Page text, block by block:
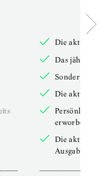
Die aktuelle
Das jährliche
Die aktuelle
Persönliches
erworbenen
Die aktuelle
Ausgabe